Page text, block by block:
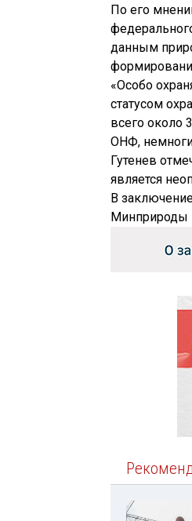
По его
данным
«Особо
статусом
всего около
ОНФ,
Гутенев
является
В
Минприроды